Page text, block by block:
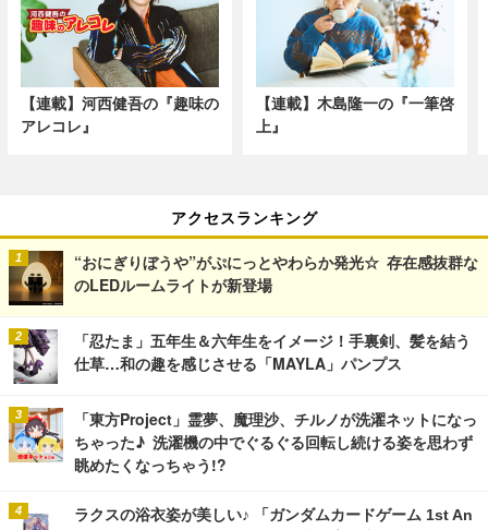
【連載】河西健吾の『趣味の
アレコレ』
【連載】木島隆一の『一筆啓
上』
アクセスランキング
“おにぎりぼうや”がぷにっとやわらか発光☆ 存在感抜群な
のLEDルームライトが新登場
「忍たま」五年生＆六年生をイメージ！手裏剣、髪を結う
仕草…和の趣を感じさせる「MAYLA」パンプス
「東方Project」霊夢、魔理沙、チルノが洗濯ネットになっ
ちゃった♪ 洗濯機の中でぐるぐる回転し続ける姿を思わず
眺めたくなっちゃう!?
ラクスの浴衣姿が美しい♪ 「ガンダムカードゲーム 1st An